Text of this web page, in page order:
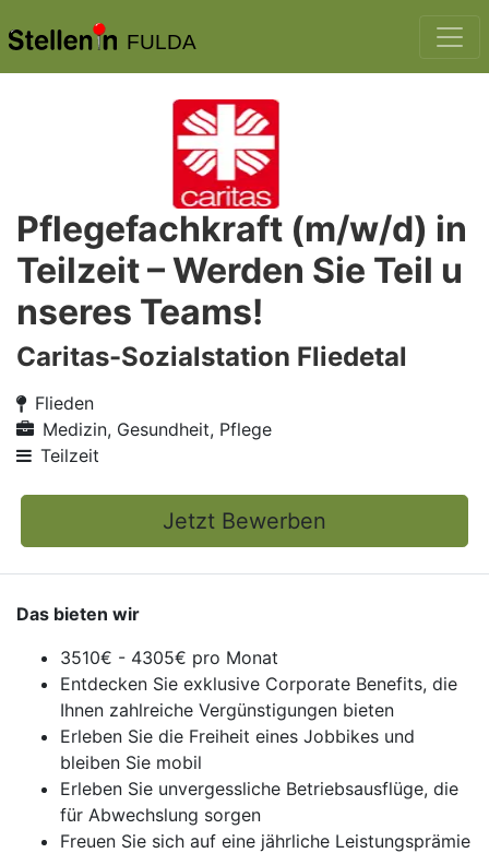
FULDA
Pflegefachkraft (m/w/d) in
Teilzeit – Werden Sie Teil u
nseres Teams!
Caritas-Sozialstation Fliedetal
Flieden
Medizin, Gesundheit, Pflege
Teilzeit
Jetzt Bewerben
Das bieten wir
3510€ - 4305€ pro Monat
Entdecken Sie exklusive Corporate Benefits, die
Ihnen zahlreiche Vergünstigungen bieten
Erleben Sie die Freiheit eines Jobbikes und
bleiben Sie mobil
Erleben Sie unvergessliche Betriebsausflüge, die
für Abwechslung sorgen
Freuen Sie sich auf eine jährliche Leistungsprämie